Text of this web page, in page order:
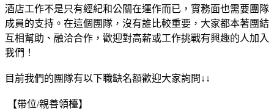
酒店工作不是只有經紀和公關在運作而已，實務面也需要團隊
成員的支持。在這個團隊，沒有誰比較重要，大家都本著團結
互相幫助、融洽合作，歡迎對高薪或工作挑戰有興趣的人加入
我們！
目前我們的團隊有以下職缺名額歡迎大家詢問↓↓
【帶位/親善領檯】